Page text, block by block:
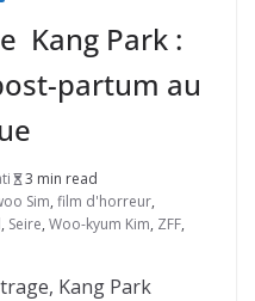
Kang Park :
partum au
3 min read
Sim, film d'horreur,
, Seire, Woo-kyum Kim, ZFF,
Kang Park